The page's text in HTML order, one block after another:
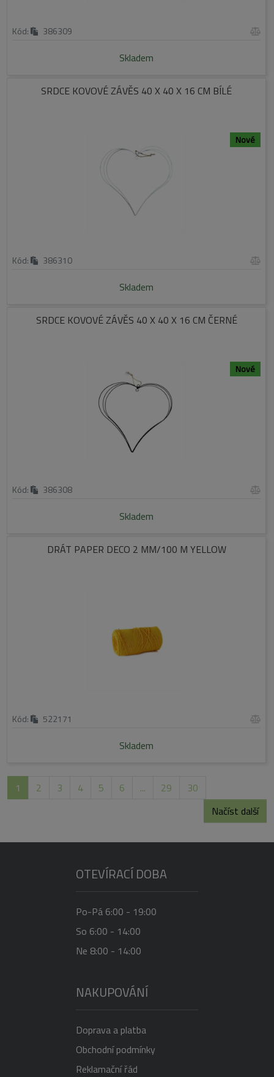
Kód: 386309
Skladem
SRDCE KOVOVÉ ZÁVĚS 40 X 40 X 16 CM BÍLÉ
Nové
Kód: 386310
Skladem
SRDCE KOVOVÉ ZÁVĚS 40 X 40 X 16 CM ČERNÉ
Nové
Kód: 386308
Skladem
DRÁT PAPER DECO 2 MM/100 M YELLOW
Kód: 522171
Skladem
1 2 3 4 5 6 ... 29
30
Načíst další
OTEVÍRACÍ DOBA
Po-Pá 6:00 - 19:00
So 6:00 - 14:00
Ne 8:00 - 14:00
NAKUPOVÁNÍ
Doprava a platba
Obchodní podmínky
Reklamační řád